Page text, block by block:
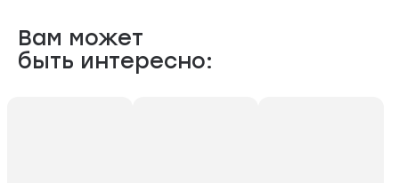
Вам может
быть интересно: